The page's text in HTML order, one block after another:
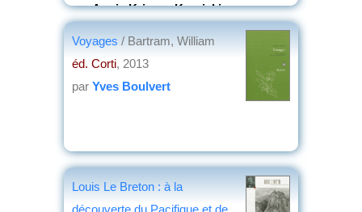
parAnnie Krieger-Krynicki
Voyages / Bartram, William
éd. Corti, 2013
par Yves Boulvert
Louis Le Breton : à la
découverte du Pacifique et de